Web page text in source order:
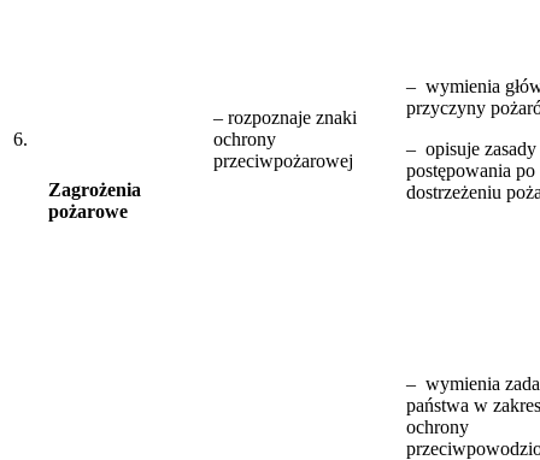
6.
Zagrożenia
pożarowe
– rozpoznaje znaki
ochrony
przeciwpożarowej
– wymienia
przyczyny
– opisuje zasady
postępowania po
dostrzeżeniu
– wymienia
państwa w
ochrony